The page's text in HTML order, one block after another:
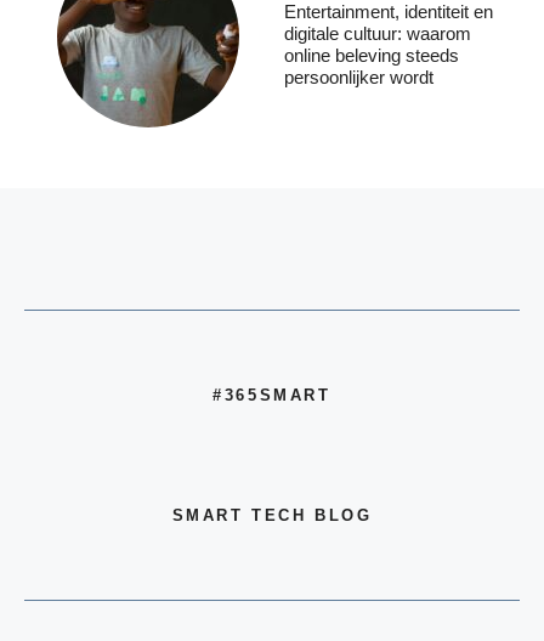
Entertainment, identiteit en
digitale cultuur: waarom
online beleving steeds
persoonlijker wordt
#365SMART
SMART TECH BLOG